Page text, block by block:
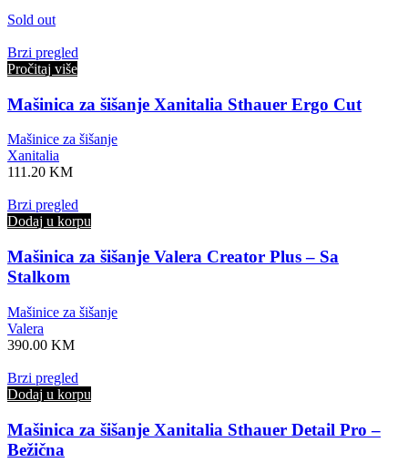
Sold out
Brzi pregled
Pročitaj više
Mašinica za šišanje Xanitalia Sthauer Ergo Cut
Mašinice za šišanje
Xanitalia
111.20 KM
Brzi pregled
Dodaj u korpu
Mašinica za šišanje Valera Creator Plus – Sa
Stalkom
Mašinice za šišanje
Valera
390.00 KM
Brzi pregled
Dodaj u korpu
Mašinica za šišanje Xanitalia Sthauer Detail Pro –
Bežična